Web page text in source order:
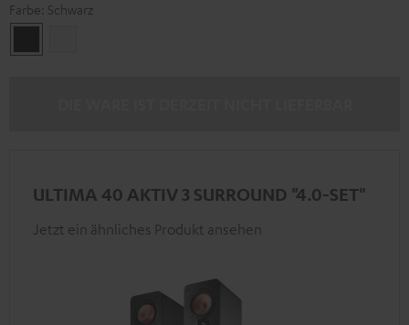
Farbe: Schwarz
ULTIMA 40 AKTIV 3 SURROUND "4.0-SET"
Jetzt ein ähnliches Produkt ansehen